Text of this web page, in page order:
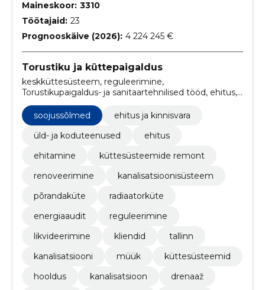
Maineskoor: 3310
Töötajaid: 23
Prognooskäive (2026): 4 224 245 €
Torustiku ja küttepaigaldus
keskküttesüsteem, reguleerimine,
Torustikupaigaldus- ja sanitaartehnilised tööd, ehitus,
ehitamine, Küttesüsteemide remont, renoveerimine,
kanalisatsioonisüsteem, põrandaküte, radiaatorküte
soojussõlmed
ehitus ja kinnisvara
üld- ja koduteenused
ehitus
ehitamine
küttesüsteemide remont
renoveerimine
kanalisatsioonisüsteem
põrandaküte
radiaatorküte
energiaaudit
reguleerimine
likvideerimine
kliendid
tallinn
kanalisatsiooni
müük
küttesüsteemid
hooldus
kanalisatsioon
drenaaž